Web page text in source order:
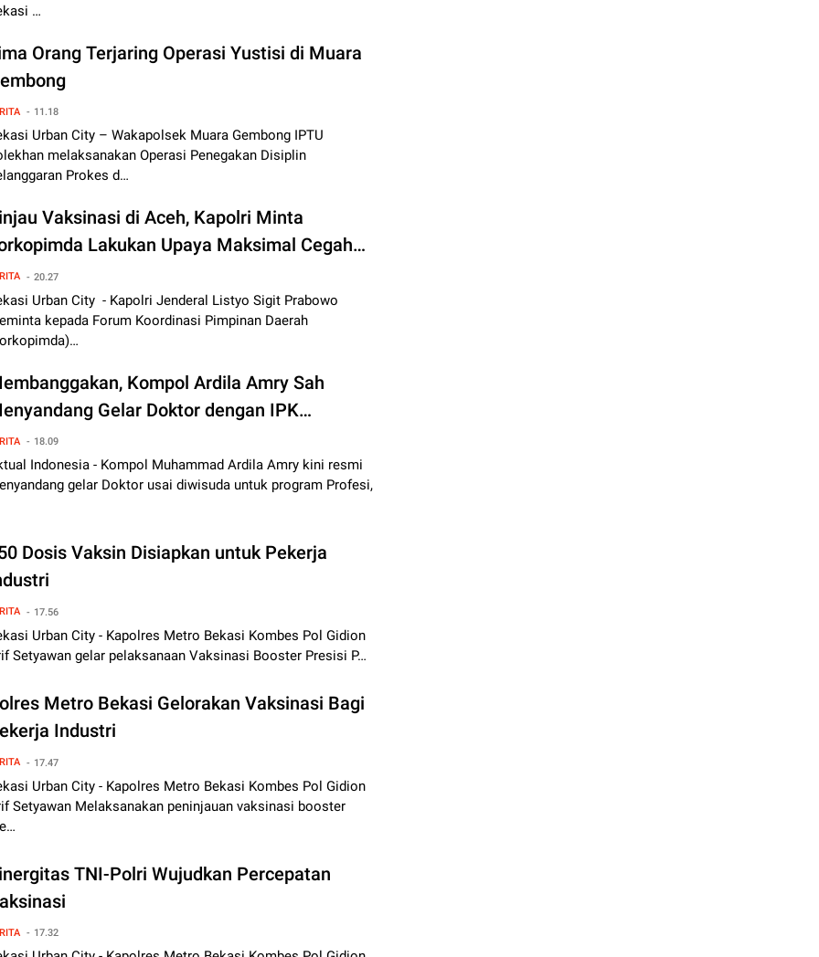
…
Orang Terjaring Operasi Yustisi di Muara
11.18
Urban City – Wakapolsek Muara Gembong IPTU
melaksanakan Operasi Penegakan Disiplin
Prokes d…
Vaksinasi di Aceh, Kapolri Minta
Lakukan Upaya Maksimal Cegah
Positivity Rate
20.27
Urban City - Kapolri Jenderal Listyo Sigit Prabowo
kepada Forum Koordinasi Pimpinan Daerah
Kompol Ardila Amry Sah
Gelar Doktor dengan IPK
18.09
Indonesia - Kompol Muhammad Ardila Amry kini resmi
gelar Doktor usai diwisuda untuk program Profesi,
Dosis Vaksin Disiapkan untuk Pekerja
17.56
Urban City - Kapolres Metro Bekasi Kombes Pol Gidion
Setyawan gelar pelaksanaan Vaksinasi Booster Presisi P…
Metro Bekasi Gelorakan Vaksinasi Bagi
Industri
17.47
Urban City - Kapolres Metro Bekasi Kombes Pol Gidion
Setyawan Melaksanakan peninjauan vaksinasi booster
TNI-Polri Wujudkan Percepatan
17.32